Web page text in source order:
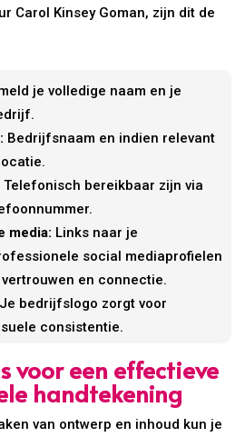
Carol Kinsey Goman, zijn dit de
je volledige naam en je
Bedrijfsnaam en indien relevant
Telefonisch bereikbaar zijn via
media: Links naar je
social mediaprofielen
en connectie.
Je bedrijfslogo zorgt voor
consistentie.
voor een effectieve
handtekening
van ontwerp en inhoud kun je